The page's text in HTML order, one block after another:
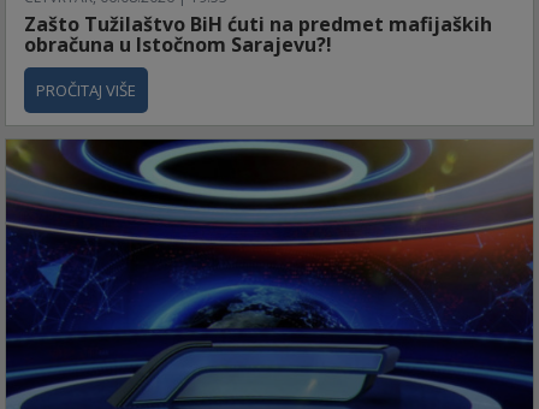
Zašto Tužilaštvo BiH ćuti na predmet mafijaških
obračuna u Istočnom Sarajevu?!
PROČITAJ VIŠE